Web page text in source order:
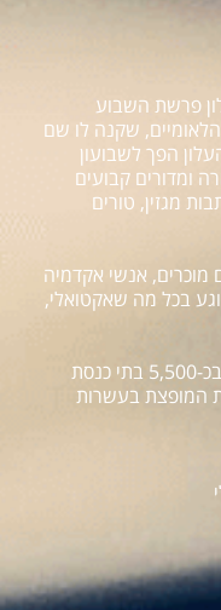
הוקם עלון פרשת השבוע
שקנה לו שם
הפך לשבועון
ומדורים קבועים
מגזין, טורים
מוכרים, אנשי אקדמיה
בכל מה שאקטואלי,
השבועון מופץ בעשרות אלפי עותקים בכ-5,500 בתי כנסת
המופצת בעשרות